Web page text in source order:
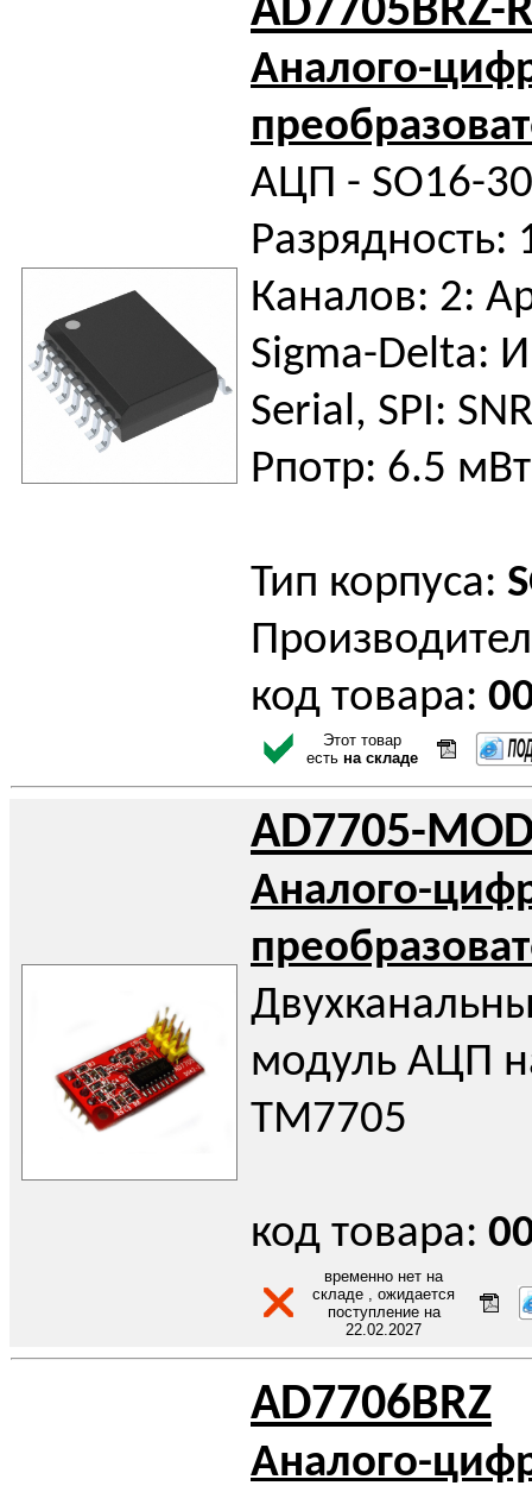
AD7705BRZ-
Аналого-
АЦП - SO16-
Разрядность:
Каналов: 2:
Sigma-Delta:
Serial, SPI:
Pпотр: 6.5 мВт
Тип корпуса:
код товара:
Этот товар
есть на складе
AD7705-
Аналого-
модуль АЦП
TM7705
код товара:
временно нет на
складе , ожидается
поступление на
22.02.2027
AD7706BRZ
Аналого-